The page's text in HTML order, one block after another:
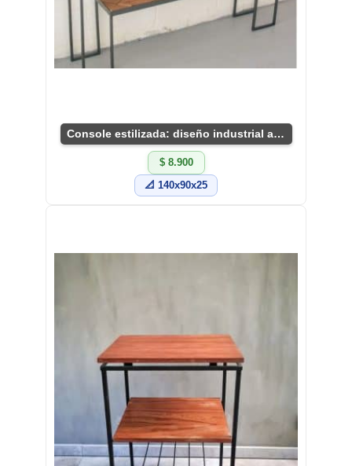
Console estilizada: diseño industrial actual
$ 8.900
📐 140x90x25